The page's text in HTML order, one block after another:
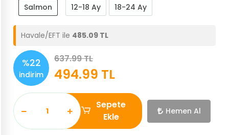
Salmon
12-18 Ay
18-24 Ay
Havale/EFT ile 485.09 TL
%22
indirim
637.99 TL
494.99 TL
Sepete
Ekle
Hemen Al